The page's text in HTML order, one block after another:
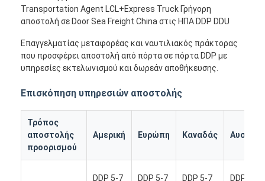
Transportation Agent LCL+Express Truck Γρήγορη
αποστολή σε Door Sea Freight China στις ΗΠΑ DDP DDU
Επαγγελματίας μεταφορέας και ναυτιλιακός πράκτορας
που προσφέρει αποστολή από πόρτα σε πόρτα DDP με
υπηρεσίες εκτελωνισμού και δωρεάν αποθήκευσης.
Επισκόπηση υπηρεσιών αποστολής
Τρόπος
αποστολής
προορισμού
Αμερική Ευρώπη Καναδάς
DDP 5-7
DDP 5-7
DDP 5-7
DDP 5-7